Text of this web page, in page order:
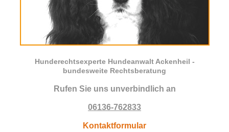
Hunderechtsexperte Hundeanwalt Ackenheil -
bundesweite Rechtsberatung
Rufen Sie uns unverbindlich an
06136-762833
Kontaktformular